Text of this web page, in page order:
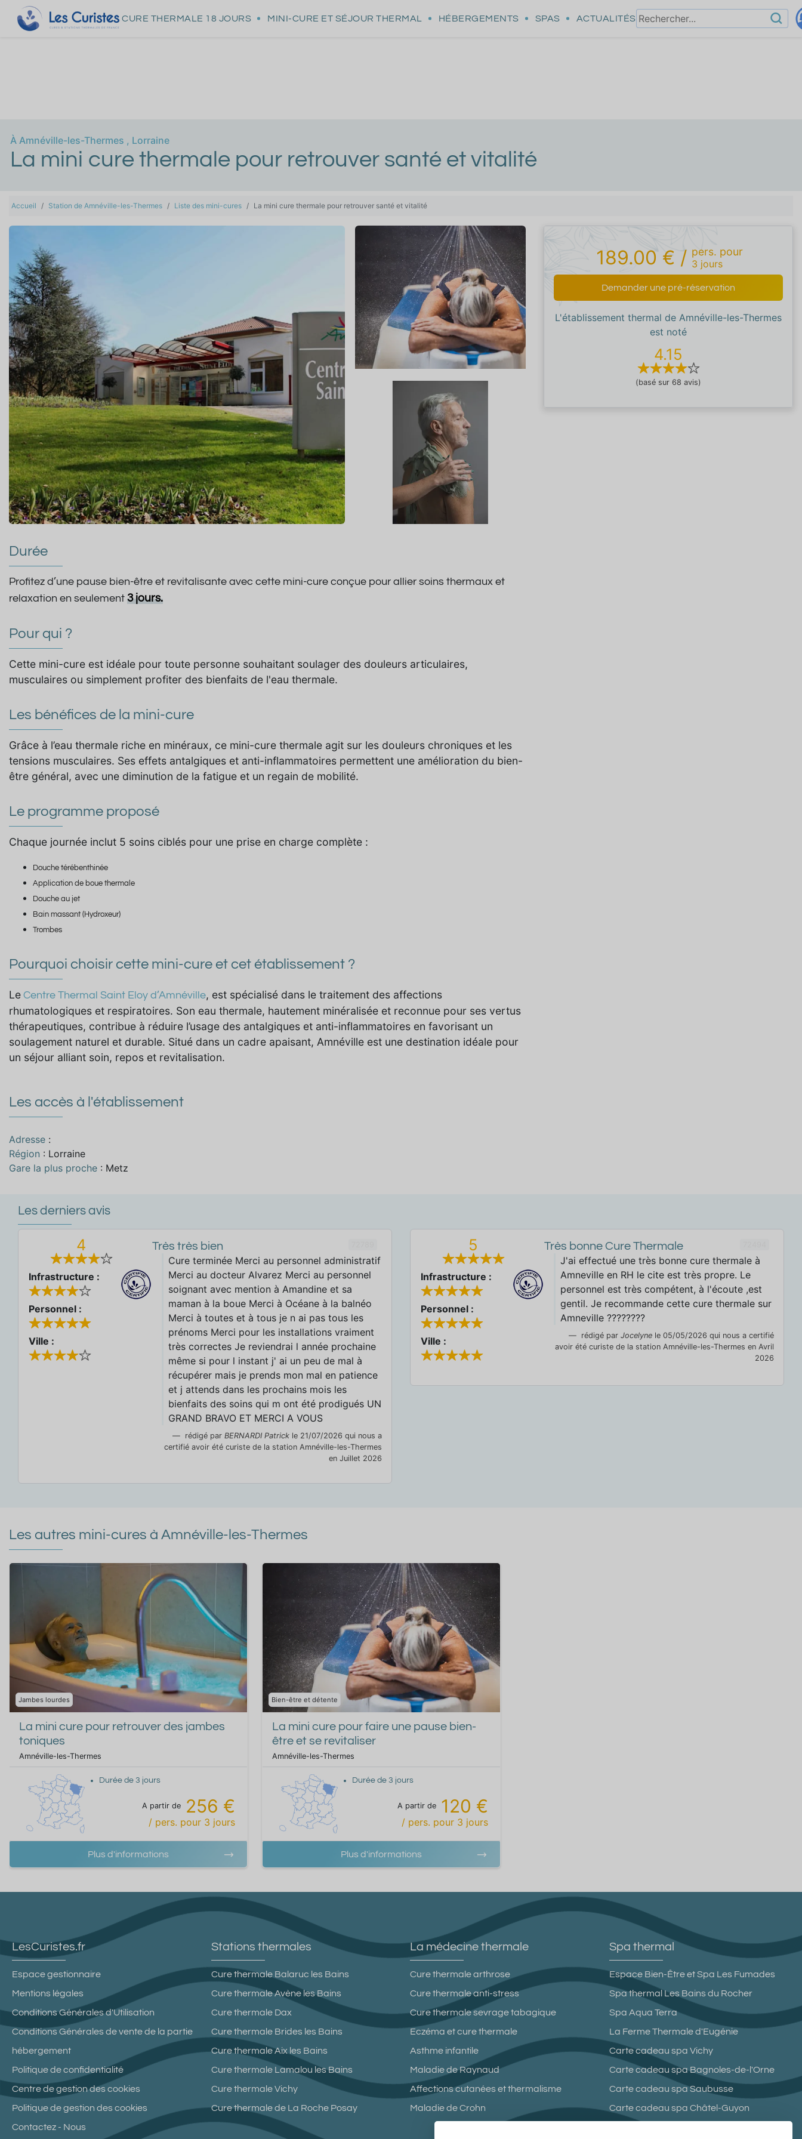
CURE THERMALE 18 JOURS MINI-CURE ET SÉJOUR THERMAL HÉBERGEMENTS SPAS ACTUALITÉS
ÀAmnéville-les-Thermes , Lorraine
La mini cure thermale pour retrouver santé et vitalité
Accueil Station de Amnéville-les-Thermes Liste des mini-cures La mini cure thermale pour retrouver santé et vitalité
Durée
Profitez d’une pause bien-être et revitalisante avec cette mini-cure conçue pour allier soins thermaux et
relaxation en seulement 3 jours.
Pour qui ?
Cette mini-cure est idéale pour toute personne souhaitant soulager des douleurs articulaires,
musculaires ou simplement profiter des bienfaits de l'eau thermale.
Les bénéfices de la mini-cure
Grâce à l’eau thermale riche en minéraux, ce mini-cure thermale agit sur les douleurs chroniques et les
tensions musculaires. Ses effets antalgiques et anti-inflammatoires permettent une amélioration du bien-
être général, avec une diminution de la fatigue et un regain de mobilité.
Le programme proposé
Chaque journée inclut 5 soins ciblés pour une prise en charge complète :
Douche térébenthinée
Application de boue thermale
Douche au jet
Bain massant (Hydroxeur)
Trombes
Pourquoi choisir cette mini-cure et cet établissement ?
Le Centre Thermal Saint Eloy d’Amnéville, est spécialisé dans le traitement des affections
rhumatologiques et respiratoires. Son eau thermale, hautement minéralisée et reconnue pour ses vertus
thérapeutiques, contribue à réduire l’usage des antalgiques et anti-inflammatoires en favorisant un
soulagement naturel et durable. Situé dans un cadre apaisant, Amnéville est une destination idéale pour
un séjour alliant soin, repos et revitalisation.
Les accès à l'établissement
Adresse :
Région : Lorraine
Gare la plus proche : Metz
189.00 € / pers. pour
3 jours
Demander une pré-réservation
L'établissement thermal de Amnéville-les-Thermes
est noté
4.15
(basé sur 68 avis)
Les derniers avis
4
Infrastructure :
Personnel :
Ville :
Très très bien
Cure terminée Merci au personnel administratif
Merci au docteur Alvarez Merci au personnel
soignant avec mention à Amandine et sa
maman à la boue Merci à Océane à la balnéo
Merci à toutes et à tous je n ai pas tous les
prénoms Merci pour les installations vraiment
très correctes Je reviendrai l année prochaine
même si pour l instant j' ai un peu de mal à
récupérer mais je prends mon mal en patience
et j attends dans les prochains mois les
bienfaits des soins qui m ont été prodigués UN
GRAND BRAVO ET MERCI A VOUS
rédigé par BERNARDI Patrick le 21/07/2026 qui nous a
certifié avoir été curiste de la station Amnéville-les-Thermes
en Juillet 2026
5
Infrastructure :
Personnel :
Ville :
Très bonne Cure Thermale
J'ai effectué une très bonne cure thermale à
Amneville en RH le cite est très propre. Le
personnel est très compétent, à l'écoute ,est
gentil. Je recommande cette cure thermale sur
Amneville ????????
rédigé par Jocelyne le 05/05/2026 qui nous a certifié
avoir été curiste de la station Amnéville-les-Thermes en Avril
2026
Les autres mini-cures à Amnéville-les-Thermes
Jambes lourdes
La mini cure pour retrouver des jambes
toniques
Amnéville-les-Thermes
Durée de 3 jours
A partir de 256 €
/ pers. pour 3 jours
Plus d'informations
Bien-être et détente
La mini cure pour faire une pause bien-
être et se revitaliser
Amnéville-les-Thermes
Durée de 3 jours
A partir de 120 €
/ pers. pour 3 jours
Plus d'informations
LesCuristes.fr
Espace gestionnaire
Mentions légales
Conditions Générales d'Utilisation
Conditions Générales de vente de la partie
hébergement
Politique de confidentialité
Centre de gestion des cookies
Politique de gestion des cookies
Contactez - Nous
Stations thermales
Cure thermale Balaruc les Bains
Cure thermale Avène les Bains
Cure thermale Dax
Cure thermale Brides les Bains
Cure thermale Aix les Bains
Cure thermale Lamalou les Bains
Cure thermale Vichy
Cure thermale de La Roche Posay
La médecine thermale
Cure thermale arthrose
Cure thermale anti-stress
Cure thermale sevrage tabagique
Eczéma et cure thermale
Asthme infantile
Maladie de Raynaud
Affections cutanées et thermalisme
Maladie de Crohn
Spa thermal
Espace Bien-Être et Spa Les Fumades
Spa thermal Les Bains du Rocher
Spa Aqua Terra
La Ferme Thermale d'Eugénie
Carte cadeau spa Vichy
Carte cadeau spa Bagnoles-de-l'Orne
Carte cadeau spa Saubusse
Carte cadeau spa Châtel-Guyon